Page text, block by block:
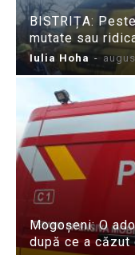
BISTRIȚA:
mutate sau
Iulia Hoha -
Mogoșeni: O
după ce a